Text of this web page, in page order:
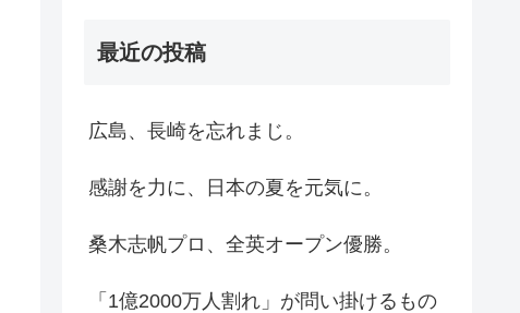
最近の投稿
広島、長崎を忘れまじ。
感謝を力に、日本の夏を元気に。
桑木志帆プロ、全英オープン優勝。
「1億2000万人割れ」が問い掛けるもの